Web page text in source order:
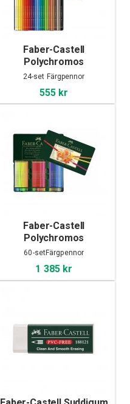
Faber-Castell
Polychromos
Färgpennor 24-set
24-set Färgpennor
555 kr
Faber-Castell
Polychromos
Färgpennor 60-set
60-setFärgpennor
1 385 kr